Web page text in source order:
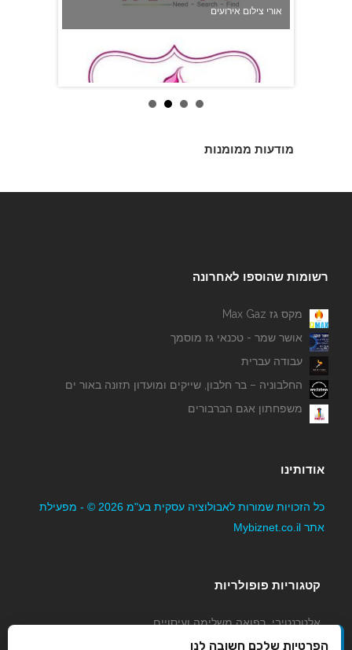
אורי צילום אירועים
לירונלה - עוגות לארועים מיוחדים
מודעות ממומנות
רשומות שהוספו לאחרונה
מקס גז Max Gaz
אושר שמר - טכנאי גז מוסמך
עבודה עברית
החלבוניה – בר חלבון, שייקים ומועדון תזונה באור ים
משפחתון אגם הברבורים
אודותינו
כל הזכויות שמורות לאבולוציה עסקית בע"מ 2026 © - מפעילת
אתר Mybiznet.co.il
קטגוריות פופולריות
אלטרנטיבי, רפואה משלימה ועיסויים
גני ילדים, משפחתונים וצהרונים
הפרטיות שלכם חשובה לנו